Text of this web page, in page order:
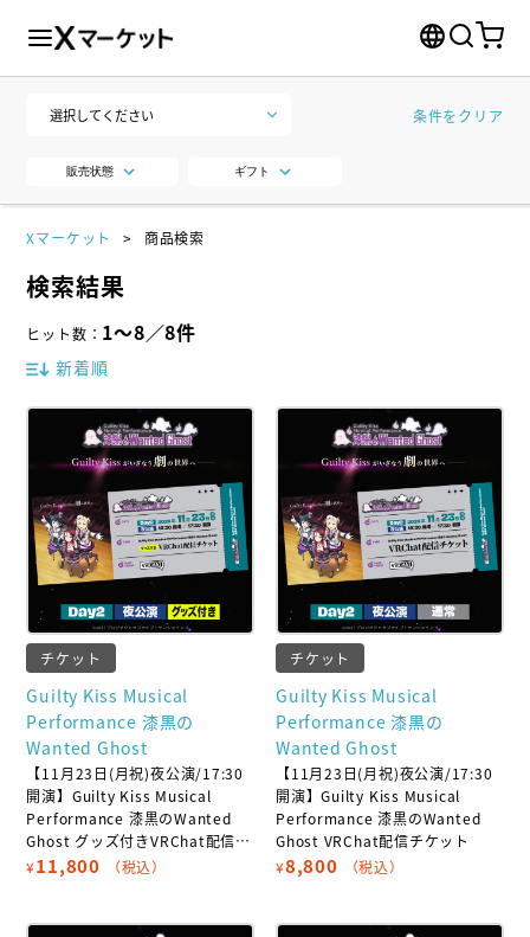
条件をクリア
販売状態 ギフト
Xマーケット 商品検索
検索結果
ヒット数 ： 1～8／8件
新着順
チケット
Guilty Kiss Musical
Performance 漆黒の
Wanted Ghost
【11月23日(月祝)夜公演/17:30
開演】Guilty Kiss Musical
Performance 漆黒のWanted
Ghost グッズ付きVRChat配信チ
ケット
¥11,800 （税込）
チケット
Guilty Kiss Musical
Performance 漆黒の
Wanted Ghost
【11月23日(月祝)夜公演/17:30
開演】Guilty Kiss Musical
Performance 漆黒のWanted
Ghost VRChat配信チケット
¥8,800 （税込）